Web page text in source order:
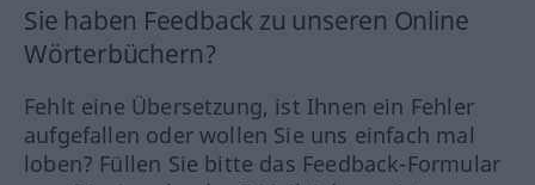
Sie haben Feedback zu unseren Online
Wörterbüchern?
Fehlt eine Übersetzung, ist Ihnen ein Fehler
aufgefallen oder wollen Sie uns einfach mal
loben? Füllen Sie bitte das Feedback-Formular